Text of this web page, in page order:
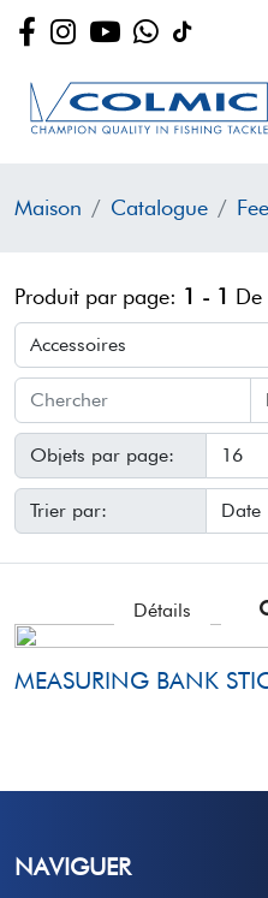
Maison Catalogue
Produit par page: 1 - 1 De
Objets par page:
Trier par:
Détails
MEASURING BANK
NAVIGUER